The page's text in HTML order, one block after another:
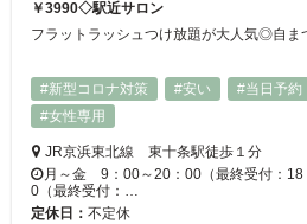
￥3990◇駅近サロン
#新型コロナ対策
#安い #当日予約
#女性専用
JR京浜東北線 東十条駅徒歩１分
月～金 9：00～20：00（最終受付：
0（最終受付：…
定休日： 不定休